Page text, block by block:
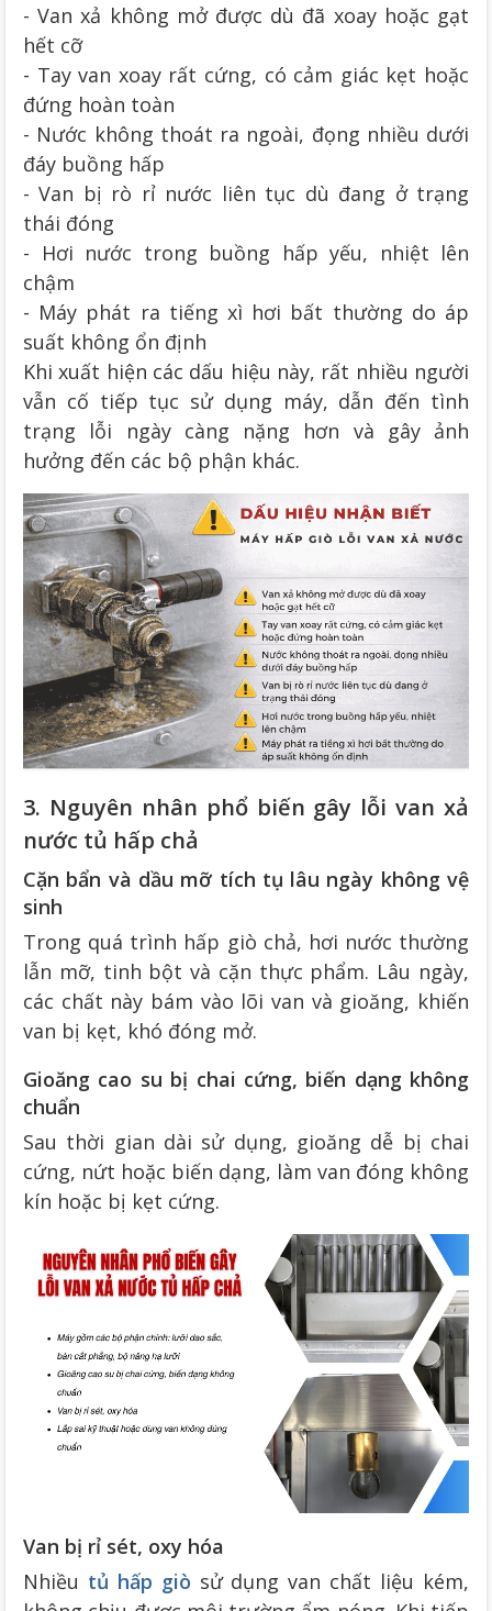
- Van xả không mở được dù đã xoay hoặc gạt
hết cỡ
- Tay van xoay rất cứng, có cảm giác kẹt hoặc
đứng hoàn toàn
- Nước không thoát ra ngoài, đọng nhiều dưới
đáy buồng hấp
- Van bị rò rỉ nước liên tục dù đang ở trạng
thái đóng
- Hơi nước trong buồng hấp yếu, nhiệt lên
chậm
- Máy phát ra tiếng xì hơi bất thường do áp
suất không ổn định
Khi xuất hiện các dấu hiệu này, rất nhiều người
vẫn cố tiếp tục sử dụng máy, dẫn đến tình
trạng lỗi ngày càng nặng hơn và gây ảnh
hưởng đến các bộ phận khác.
3. Nguyên nhân phổ biến gây lỗi van xả
nước tủ hấp chả
Cặn bẩn và dầu mỡ tích tụ lâu ngày không vệ
sinh
Trong quá trình hấp giò chả, hơi nước thường
lẫn mỡ, tinh bột và cặn thực phẩm. Lâu ngày,
các chất này bám vào lõi van và gioăng, khiến
van bị kẹt, khó đóng mở.
Gioăng cao su bị chai cứng, biến dạng không
chuẩn
Sau thời gian dài sử dụng, gioăng dễ bị chai
cứng, nứt hoặc biến dạng, làm van đóng không
kín hoặc bị kẹt cứng.
Van bị rỉ sét, oxy hóa
Nhiều tủ hấp giò sử dụng van chất liệu kém,